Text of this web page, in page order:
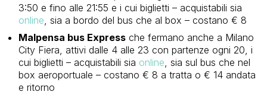
3:50 e fino alle 21:55 e i cui biglietti – acquistabili sia
online, sia a bordo del bus che al box – costano € 8
Malpensa bus Express che fermano anche a Milano
City Fiera, attivi dalle 4 alle 23 con partenze ogni 20, i
cui biglietti – acquistabili sia online, sia sul bus che nel
box aeroportuale – costano € 8 a tratta o € 14 andata
e ritorno